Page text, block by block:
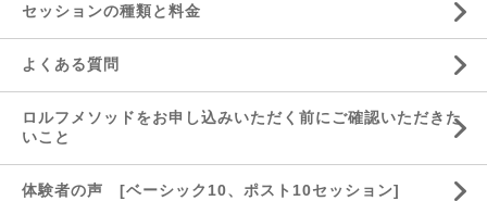
セッションの種類と料金
よくある質問
ロルフメソッドをお申し込みいただく前にご確認いただきた
いこと
体験者の声 [ベーシック10、ポスト10セッション]